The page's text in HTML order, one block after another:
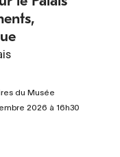
du Musée
2026 à 16h30